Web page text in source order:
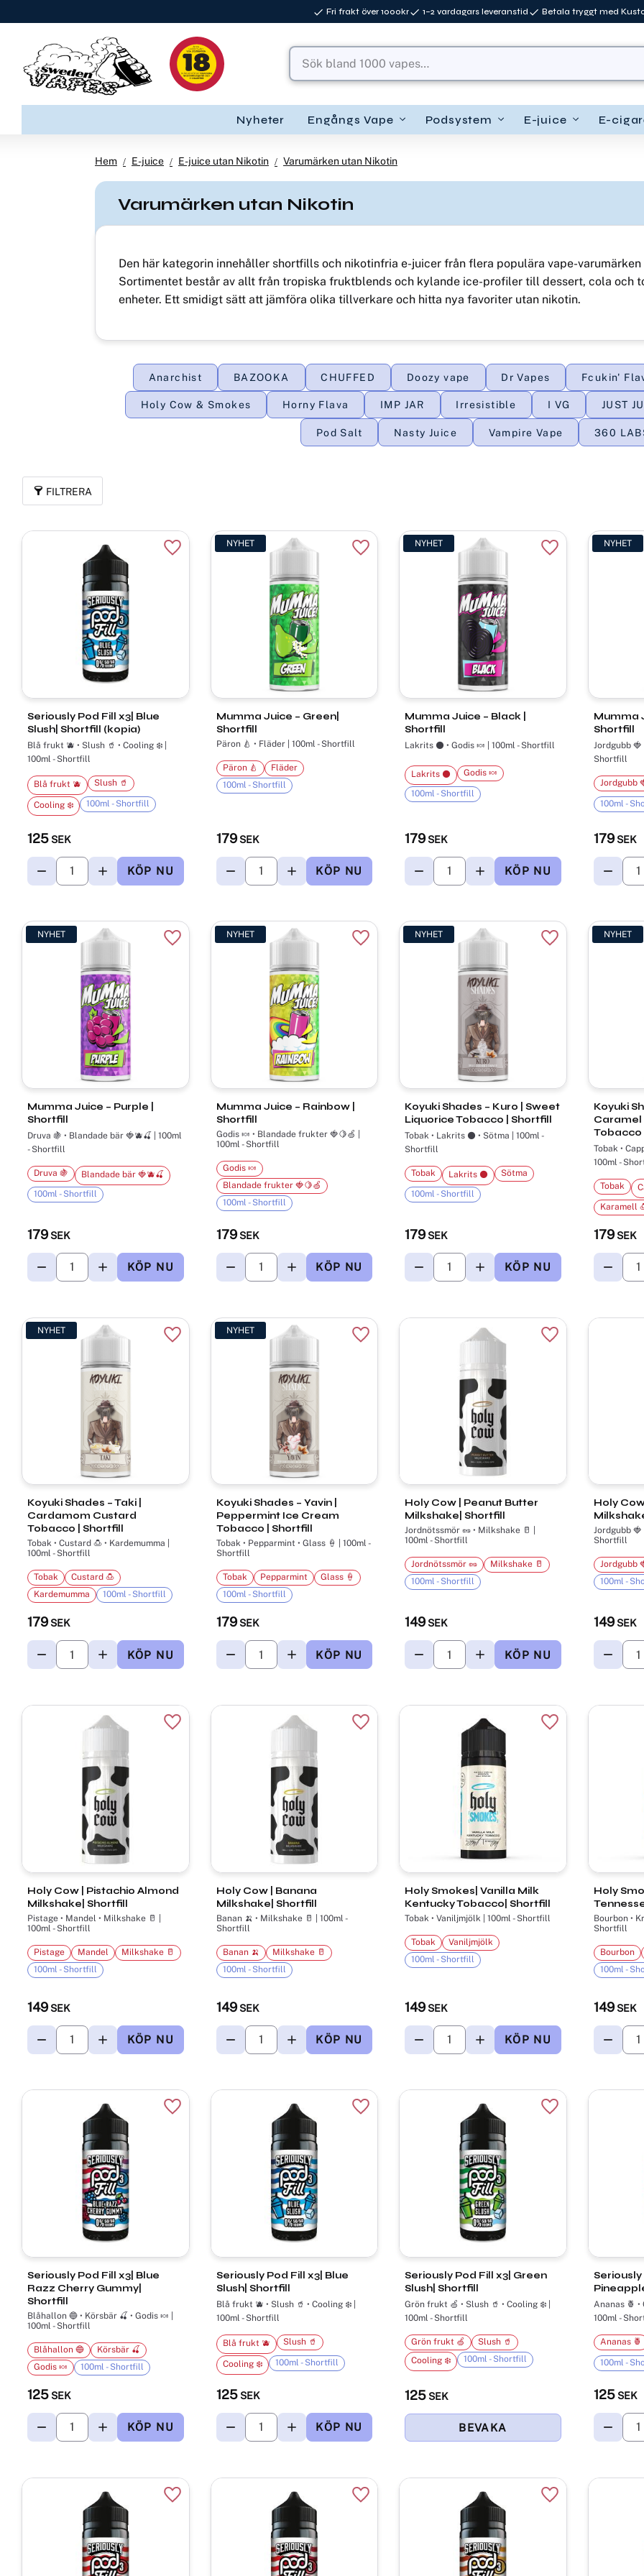
Fri frakt över 1000kr 1–2 vardagars leveranstid Betala tryggt med
Nyheter Engångs Vape Podsystem E-juice E-
Hem E-juice E-juice utan Nikotin Varumärken utan Nikotin
Varumärken utan Nikotin
Den här kategorin innehåller shortfills och nikotinfria e-juicer från flera populära vape-
Sortimentet består av allt från tropiska fruktblends och kylande ice-profiler till dessert, cola och
enheter. Ett smidigt sätt att jämföra olika tillverkare och hitta nya favoriter utan nikotin.
Anarchist BAZOOKA CHUFFED Doozy vape Dr Vapes Fcukin'
Holy Cow & Smokes Horny Flava IMP JAR Irresistible I VG JUST
Pod Salt Nasty Juice Vampire Vape 360
FILTRERA
Seriously Pod Fill x3| Blue
Slush| Shortfill (kopia)
Blå frukt 🫐 • Slush 🥤 • Cooling ❄️ |
100ml - Shortfill
125 SEK
Blå frukt 🫐 Slush 🥤
Cooling ❄️ 100ml - Shortfill
Lägg till i favoriter
Mumma Juice – Green|
Shortfill
Päron 🍐 • Fläder | 100ml - Shortfill
179SEK
Päron 🍐
Fläder
100ml - Shortfill
NYHET
Lägg till i favoriter
Mumma Juice – Black |
Shortfill
Lakrits ⚫ • Godis 🍬 | 100ml - Shortfill
179 SEK
Lakrits ⚫ Godis 🍬
100ml - Shortfill
NYHET
Lägg till i
Mumma
Shortfill
Jordgubb 🍓
Shortfill
179SEK
Jordgubb
100ml -
NYHET
Mumma Juice – Purple |
Shortfill
Druva 🍇 • Blandade bär 🍓🫐🍒 | 100ml
- Shortfill
179 SEK
Druva 🍇
Blandade bär 🍓🫐🍒
100ml - Shortfill
NYHET
Lägg till i favoriter
Mumma Juice – Rainbow |
Shortfill
Godis 🍬 • Blandade frukter 🍓🍋🍏 |
100ml - Shortfill
179SEK
Godis 🍬
Blandade frukter 🍓🍋🍏
100ml - Shortfill
NYHET
Lägg till i favoriter
Koyuki Shades – Kuro | Sweet
Liquorice Tobacco | Shortfill
Tobak • Lakrits ⚫ • Sötma | 100ml -
Shortfill
179 SEK
Tobak Lakrits ⚫ Sötma
100ml - Shortfill
NYHET
Lägg till i
Koyuki
Caramel
Tobacco
Tobak • Cappuccino ☕ • Karamell 🍮 |
100ml -
179SEK
Tobak
Karamell
NYHET
Koyuki Shades – Taki |
Cardamom Custard
Tobacco | Shortfill
Tobak • Custard 🍮 • Kardemumma |
100ml - Shortfill
179 SEK
Tobak
Custard 🍮
Kardemumma
100ml - Shortfill
NYHET
Lägg till i favoriter
Koyuki Shades – Yavin |
Peppermint Ice Cream
Tobacco | Shortfill
Tobak • Pepparmint • Glass 🍦 | 100ml -
Shortfill
179SEK
Tobak Pepparmint
Glass 🍦
100ml - Shortfill
NYHET
Lägg till i favoriter
Holy Cow | Peanut Butter
Milkshake| Shortfill
Jordnötssmör 🥜 • Milkshake 🥛 |
100ml - Shortfill
149 SEK
Jordnötssmör 🥜
Milkshake 🥛
100ml - Shortfill
Lägg till i favoriter
Holy
Jordgubb 🍓 •
Shortfill
149SEK
Jordgubb
100ml -
Holy Cow | Pistachio Almond
Milkshake| Shortfill
Pistage • Mandel • Milkshake 🥛 |
100ml - Shortfill
149 SEK
Pistage Mandel
Milkshake 🥛
100ml - Shortfill
Lägg till i favoriter
Holy Cow | Banana
Milkshake| Shortfill
Banan 🍌 • Milkshake 🥛 | 100ml -
Shortfill
149SEK
Banan 🍌
Milkshake 🥛
100ml - Shortfill
Lägg till i favoriter
Holy Smokes| Vanilla Milk
Kentucky Tobacco| Shortfill
Tobak • Vaniljmjölk | 100ml - Shortfill
149 SEK
Tobak
Vaniljmjölk
100ml - Shortfill
Lägg till i favoriter
Holy
Bourbon • Krämig vanilj 🍮 | 100ml -
Shortfill
149SEK
Bourbon
100ml -
Seriously Pod Fill x3| Blue
Razz Cherry Gummy|
Shortfill
Blåhallon 🔵 • Körsbär 🍒 • Godis 🍬 |
100ml - Shortfill
125 SEK
Blåhallon 🔵
Körsbär 🍒
Godis 🍬
100ml - Shortfill
Lägg till i favoriter
Seriously Pod Fill x3| Blue
Slush| Shortfill
Blå frukt 🫐 • Slush 🥤 • Cooling ❄️ |
100ml - Shortfill
125SEK
Blå frukt 🫐 Slush 🥤
Cooling ❄️ 100ml - Shortfill
Lägg till i favoriter
Seriously Pod Fill x3| Green
Slush| Shortfill
Grön frukt 🍏 • Slush 🥤 • Cooling ❄️ |
100ml - Shortfill
125 SEK
Grön frukt 🍏
Slush 🥤
Cooling ❄️
100ml - Shortfill
Lägg till i favoriter
Seriously
Ananas 🍍 •
100ml -
125SEK
Ananas 🍍
100ml -
Lägg till i favoriter Lägg till i favoriter Lägg till i favoriter